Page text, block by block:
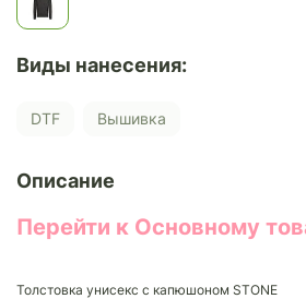
Виды нанесения:
DTF Вышивка
Описание
Перейти к Основному
Толстовка унисекс с капюшоном STONE